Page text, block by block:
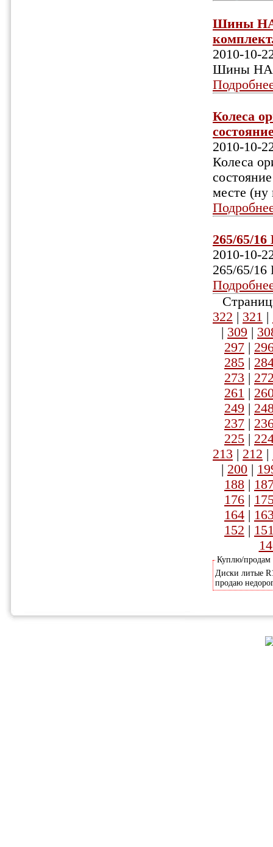
Шины
2010-10-
Шины
Колеса
2010-10-
Колеса
месте (ну
265/65/
2010-10-
265/65/16
322 | 321 |
| 309 |
297 |
285 |
273 |
261 |
249 |
237 |
225 |
213 | 212 |
| 200 |
188 |
176 |
164 |
152 |
Куплю/
Диски литые
продаю